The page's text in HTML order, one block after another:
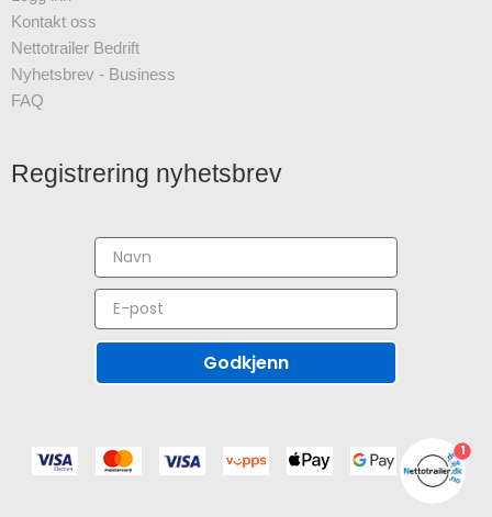
Kontakt oss
Nettotrailer Bedrift
Nyhetsbrev - Business
FAQ
Registrering nyhetsbrev
Godkjenn
1